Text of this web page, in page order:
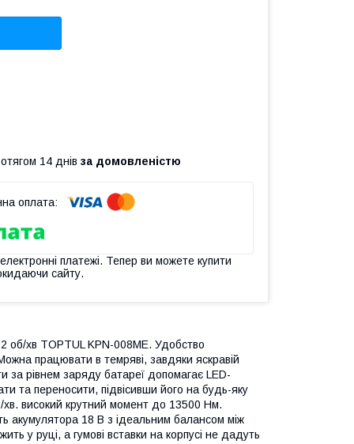
14 днів за домовленістю
платежі. Тепер ви можете купити
сайту.
об/хв TOPTUL KPN-008ME. Удобство
працювати в темряві, завдяки яскравій
за рівнем заряду батареї допомагає LED-
та переносити, підвісивши його на будь-яку
хв. високий крутний момент до 13500 Нм.
акумулятора 18 В з ідеальним балансом між
у руці, а гумові вставки на корпусі не дадуть